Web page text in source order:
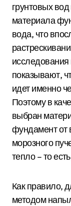
грунтовых вод
материала
вода, что
показывают,
идет именно
Поэтому в
выбран
фундамент от
морозного
тепло – то
Как правило,
методом